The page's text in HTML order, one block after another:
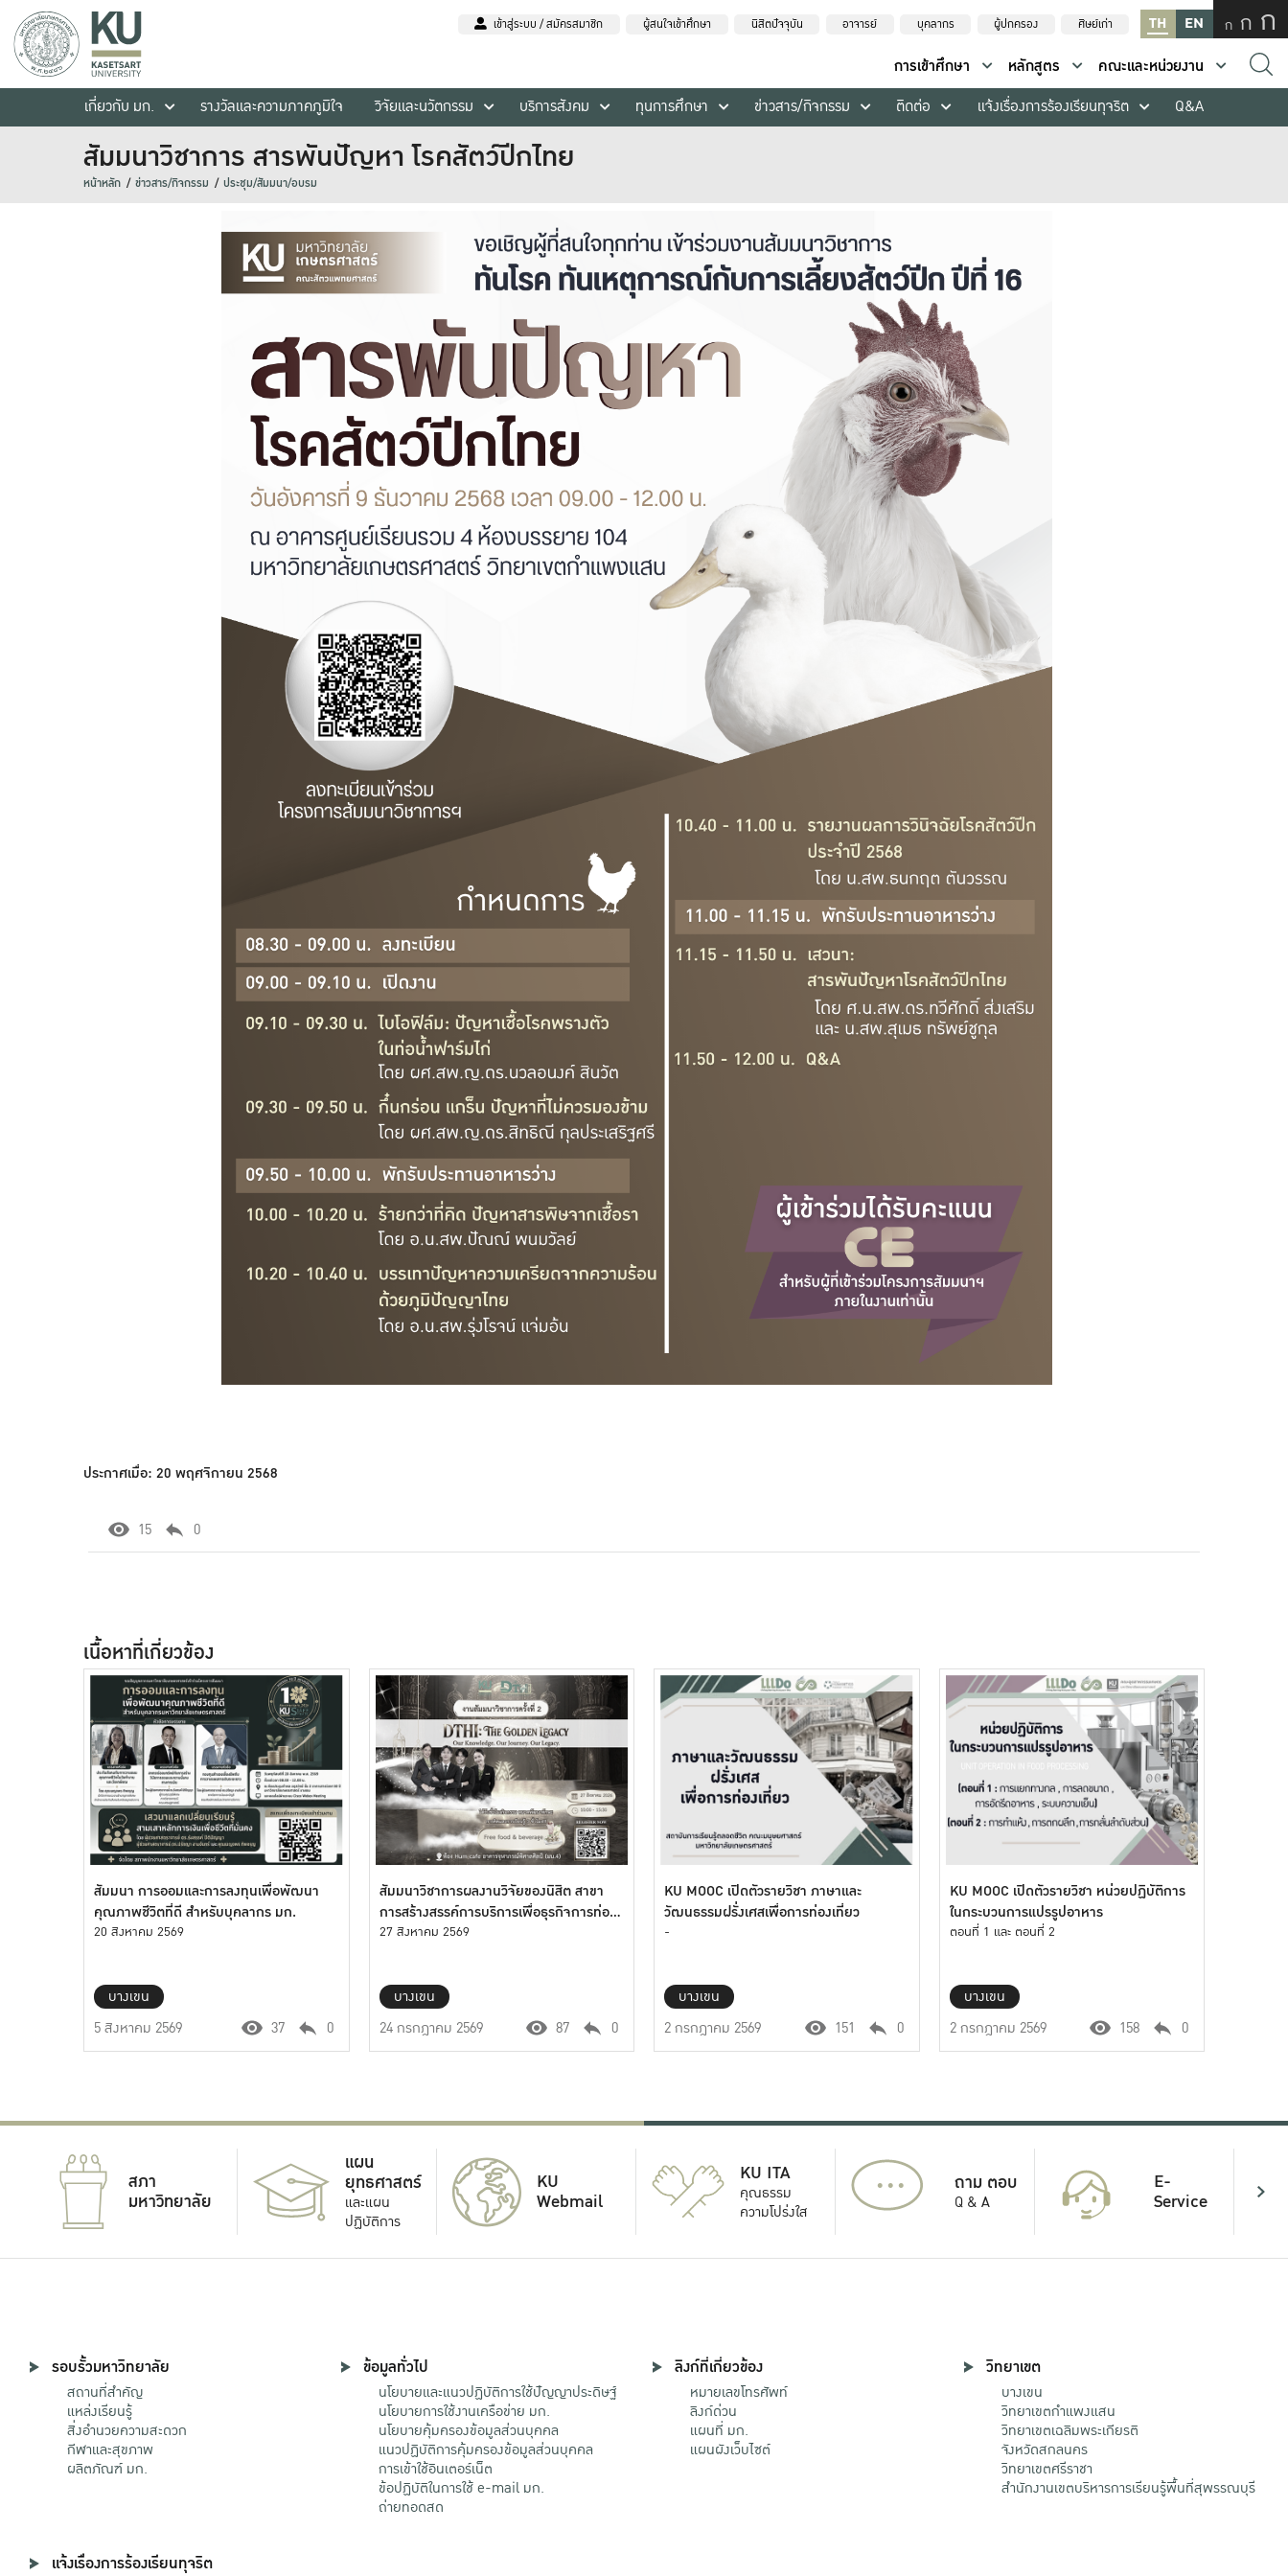
เข้าสู่ระบบ / สมัครสมาชิก ผู้สนใจเข้าศึกษา นิสิตปัจจุบัน อาจารย์ บุคลากร ผู้ปกครอง ศิษย์เก่า TH EN ก ก ก
การเข้าศึกษา หลักสูตร
คณะและหน่วยงาน
เกี่ยวกับ มก.
รางวัลและความภาคภูมิใจ วิจัยและนวัตกรรม บริการสังคม ทุนการศึกษา ข่าวสาร/กิจกรรม ติดต่อ แจ้งเรื่องการร้องเรียนทุจริต Q&A
สัมมนาวิชาการ สารพันปัญหา โรคสัตว์ปีกไทย
หน้าหลัก ข่าวสาร/กิจกรรม ประชุม/สัมมนา/อบรม
ประกาศเมื่อ: 20 พฤศจิกายน 2568
15 0
เนื้อหาที่เกี่ยวข้อง
สัมมนา การออมและการลงทุนเพื่อพัฒนา
คุณภาพชีวิตที่ดี สำหรับบุคลากร มก.
20 สิงหาคม 2569
บางเขน
5 สิงหาคม 2569
37 0
สัมมนาวิชาการผลงานวิจัยของนิสิต สาขา
การสร้างสรรค์การบริการเพื่อธุรกิจการท่อง
เที่ยว ครั้งที่ 2 ”DTHI: The Golden
27 สิงหาคม 2569
บางเขน
24 กรกฎาคม 2569
87 0
KU MOOC เปิดตัวรายวิชา ภาษาและ
วัฒนธรรมฝรั่งเศสเพื่อการท่องเที่ยว
-
บางเขน
2 กรกฎาคม 2569
151 0
KU MOOC เปิดตัวรายวิชา หน่วยปฏิบัติการ
ในกระบวนการแปรรูปอาหาร
ตอนที่ 1 และ ตอนที่ 2
บางเขน
2 กรกฎาคม 2569
158 0
สภา
มหาวิทยาลัย
แผน
ยุทธศาสตร์
และแผน
ปฏิบัติการ
KU
Webmail
KU ITA
คุณธรรม
ความโปร่งใส
... ถาม ตอบ
Q & A
E-
Service
รอบรั้วมหาวิทยาลัย
สถานที่สำคัญ
แหล่งเรียนรู้
สิ่งอำนวยความสะดวก
กีฬาและสุขภาพ
ผลิตภัณฑ์ มก.
ข้อมูลทั่วไป
นโยบายและแนวปฏิบัติการใช้ปัญญาประดิษฐ์
นโยบายการใช้งานเครือข่าย มก.
นโยบายคุ้มครองข้อมูลส่วนบุคคล
แนวปฏิบัติการคุ้มครองข้อมูลส่วนบุคคล
การเข้าใช้อินเตอร์เน็ต
ข้อปฏิบัติในการใช้ e-mail มก.
ถ่ายทอดสด
ลิงก์ที่เกี่ยวข้อง
หมายเลขโทรศัพท์
ลิงก์ด่วน
แผนที่ มก.
แผนผังเว็บไซต์
วิทยาเขต
บางเขน
วิทยาเขตกําแพงแสน
วิทยาเขตเฉลิมพระเกียรติ
จังหวัดสกลนคร
วิทยาเขตศรีราชา
สำนักงานเขตบริหารการเรียนรู้พื้นที่สุพรรณบุรี
แจ้งเรื่องการร้องเรียนทุจริต